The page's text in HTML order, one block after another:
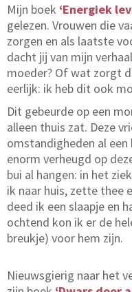
Mijn boek ‘Energiek
gelezen. Vrouwen die
zorgen en als laatste
dacht jij van mijn
moeder? Of wat zorgt
eerlijk: ik heb dit ook
Dit gebeurde op een
alleen thuis zat. Deze
omstandigheden al
enorm verheugd op
bui al hangen: in het
ik naar huis, zette thee
deed ik een slaapje en
ochtend kon ik er de
breukje) voor hem zijn.
Nieuwsgierig naar het